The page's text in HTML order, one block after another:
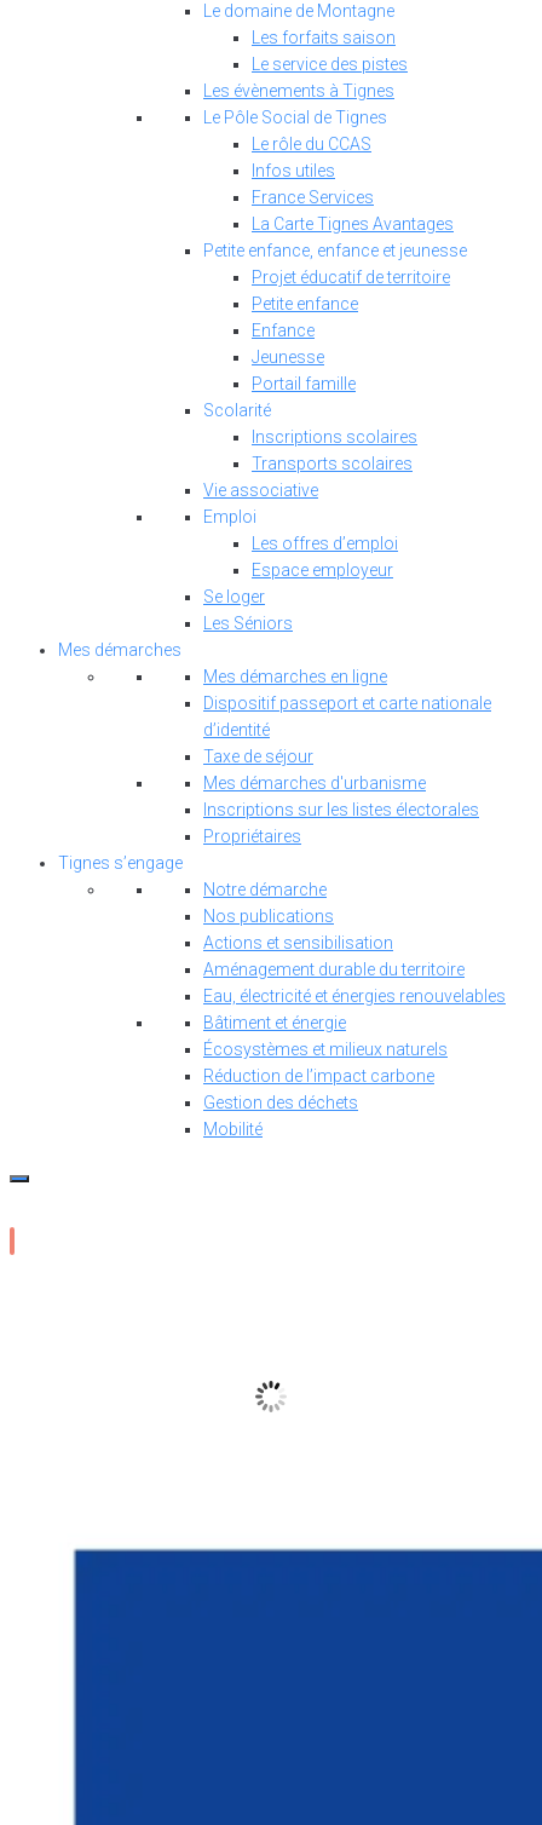
Le domaine de Montagne
Les forfaits saison
Le service des pistes
Les évènements à Tignes
Le Pôle Social de Tignes
Le rôle du CCAS
Infos utiles
France Services
La Carte Tignes Avantages
Petite enfance, enfance et jeunesse
Projet éducatif de territoire
Petite enfance
Enfance
Jeunesse
Portail famille
Scolarité
Inscriptions scolaires
Transports scolaires
Vie associative
Emploi
Les offres d’emploi
Espace employeur
Se loger
Les Séniors
Mes démarches
Mes démarches en ligne
Dispositif passeport et carte nationale
d’identité
Taxe de séjour
Mes démarches d'urbanisme
Inscriptions sur les listes électorales
Propriétaires
Tignes s’engage
Notre démarche
Nos publications
Actions et sensibilisation
Aménagement durable du territoire
Eau, électricité et énergies renouvelables
Bâtiment et énergie
Écosystèmes et milieux naturels
Réduction de l’impact carbone
Gestion des déchets
Mobilité